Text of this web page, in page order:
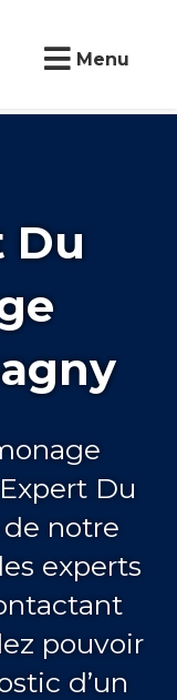
Menu
Du
Du
notre
experts
pouvoir
d’un